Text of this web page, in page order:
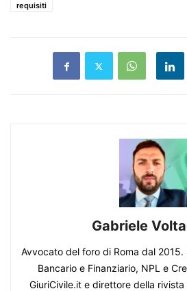
requisiti
Gabriele
Avvocato del foro di Roma dal
Bancario e Finanziario, NPL e
GiuriCivile.it e direttore della